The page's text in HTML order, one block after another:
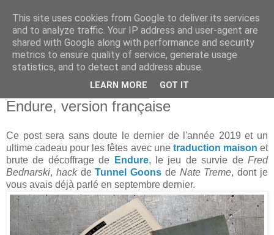
Endure, version française
Ce post sera sans doute le dernier de l'année 2019 et un
ultime cadeau pour les fêtes avec une traduction maison et
brute de décoffrage de
Endure, le jeu de survie deFred
Bednarski, hack deTunnel Goons de Nate Treme, dont je
vous avais déjà parlé en septembre dernier.
This site uses cookies from Google to deliver its services
and to analyze traffic. Your IP address and user-agent are
shared with Google along with performance and security
metrics to ensure quality of service, generate usage
statistics, and to detect and address abuse.
LEARN MORE GOT IT